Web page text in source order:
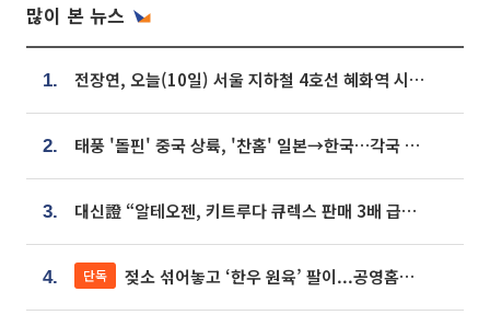
많이 본 뉴스
1. 전장연, 오늘(10일) 서울 지하철 4호선 혜화역 시위…1호선 용산역 무정차
2. 태풍 '돌핀' 중국 상륙, '찬홈' 일본→한국…각국 기상청 예상 경로는?
3. 대신證 “알테오젠, 키트루다 큐렉스 판매 3배 급증…목표가 41만원 상향”
4. 단독 젖소 섞어놓고 ‘한우 원육’ 팔이...공영홈쇼핑 표기·검증 구멍